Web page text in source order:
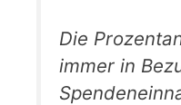
Die
immer in